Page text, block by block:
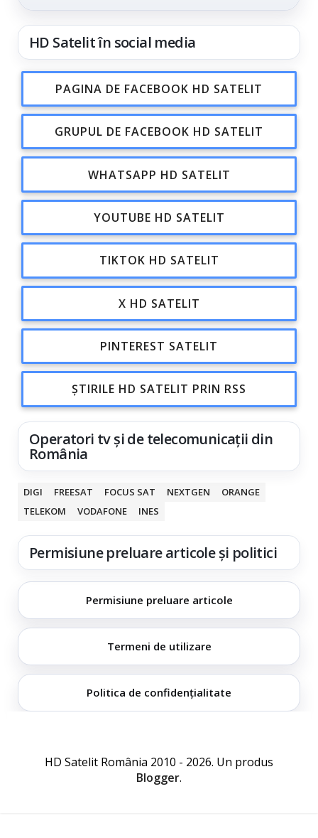
HD Satelit în social media
PAGINA DE FACEBOOK HD SATELIT
GRUPUL DE FACEBOOK HD SATELIT
WHATSAPP HD SATELIT
YOUTUBE HD SATELIT
TIKTOK HD SATELIT
X HD SATELIT
PINTEREST SATELIT
ȘTIRILE HD SATELIT PRIN RSS
Operatori tv și de telecomunicații din
România
DIGI FREESAT FOCUS SAT NEXTGEN
ORANGE
TELEKOM
VODAFONE INES
Permisiune preluare articole și politici
Permisiune preluare articole
Termeni de utilizare
Politica de confidențialitate
HD Satelit România 2010 - 2026. Un produs
Blogger.